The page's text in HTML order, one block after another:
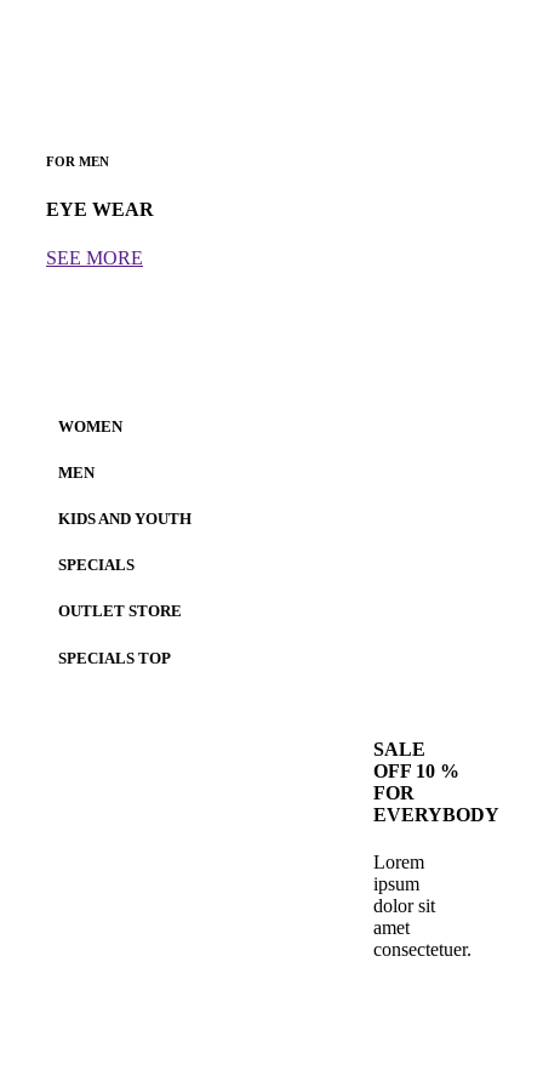
FOR MEN
EYE WEAR
SEE MORE
WOMEN
MEN
KIDS AND YOUTH
SPECIALS
OUTLET STORE
SPECIALS TOP
SALE
OFF 10 %
FOR
EVERYBODY
Lorem
ipsum
dolor sit
amet
consectetuer.